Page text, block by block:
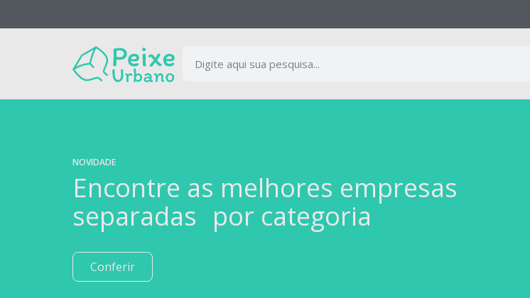
NOVIDADE
Encontre as melhores empresas
separadas por categoria
Conferir